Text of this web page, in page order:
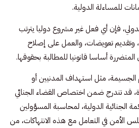
للمساءلة الدولية.
فإن أي فعل غير مشروع دوليا يترتب
وتقديم تعويضات، والعمل على إصلاح
أساسا قانونيا للمطالبة بحقوقها.
الجسيمة، مثل استهداف المدنيين أو
قد تندرج ضمن اختصاص القضاء الجنائي
الجنائية الدولية، لمحاسبة المسؤولين
الأمن في التعامل مع هذه الانتهاكات، من